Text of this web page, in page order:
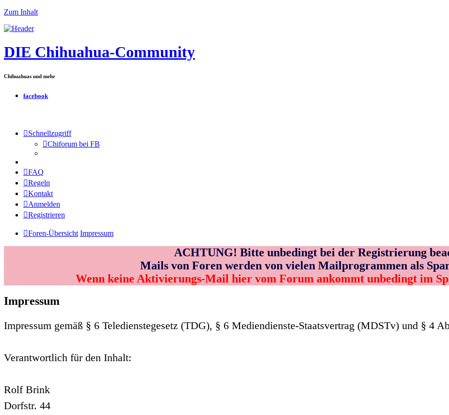
Zum Inhalt
DIE Chihuahua-Community
Chihuahuas und mehr
facebook
Schnellzugriff
Chiforum bei FB
FAQ
Regeln
Kontakt
Anmelden
Registrieren
Foren-Übersicht Impressum
ACHTUNG! Bitte unbedingt bei der Registrierung
Mails von Foren werden von vielen Mailprogrammen als
Wenn keine Aktivierungs-Mail hier vom Forum ankommt unbedingt im
Impressum
Impressum gemäß § 6 Teledienstegesetz (TDG), § 6 Mediendienste-Staatsvertrag (MDSTv) und § 4
Verantwortlich für den Inhalt:
Rolf Brink
Dorfstr. 44